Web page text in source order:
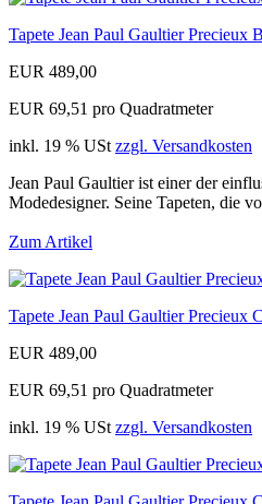
Tapete Jean Paul Gaultier Precieux
EUR 489,00
EUR 69,51 pro Quadratmeter
inkl. 19 % USt zzgl. Versandkosten
Jean Paul Gaultier ist einer der
Modedesigner. Seine Tapeten, die
Zum Artikel
Tapete Jean Paul Gaultier Precieux
EUR 489,00
EUR 69,51 pro Quadratmeter
inkl. 19 % USt zzgl. Versandkosten